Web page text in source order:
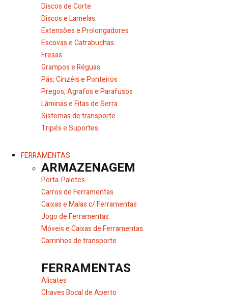
Discos de Corte
Discos e Lamelas
Extensões e Prolongadores
Escovas e Catrabuchas
Fresas
Grampos e Réguas
Pás, Cinzéis e Ponteiros
Pregos, Agrafos e Parafusos
Lâminas e Fitas de Serra
Sistemas de transporte
Tripés e Suportes
FERRAMENTAS
ARMAZENAGEM
Porta-Paletes
Carros de Ferramentas
Caixas e Malas c/ Ferramentas
Jogo de Ferramentas
Móveis e Caixas de Ferramentas
Carrinhos de transporte
FERRAMENTAS
Alicates
Chaves Bocal de Aperto